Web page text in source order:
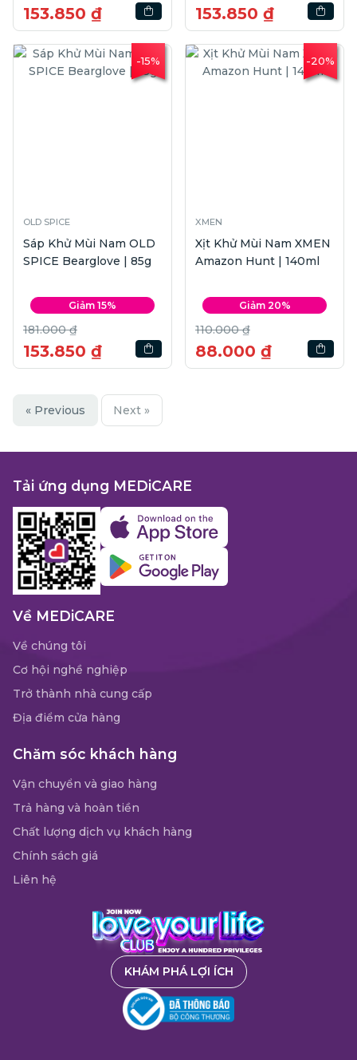
153.850 ₫ 153.850 ₫
-15%
OLD SPICE
Sáp Khử Mùi Nam OLD
SPICE Bearglove | 85g
Giảm 15%
181.000 ₫
153.850 ₫
-20%
XMEN
Xịt Khử Mùi Nam XMEN
Amazon Hunt | 140ml
Giảm 20%
110.000 ₫
88.000 ₫
« Previous Next »
Tải ứng dụng MEDiCARE
Về MEDiCARE
Về chúng tôi
Cơ hội nghề nghiệp
Trở thành nhà cung cấp
Địa điểm cửa hàng
Chăm sóc khách hàng
Vận chuyển và giao hàng
Trả hàng và hoàn tiền
Chất lượng dịch vụ khách hàng
Chính sách giá
Liên hệ
KHÁM PHÁ LỢI ÍCH